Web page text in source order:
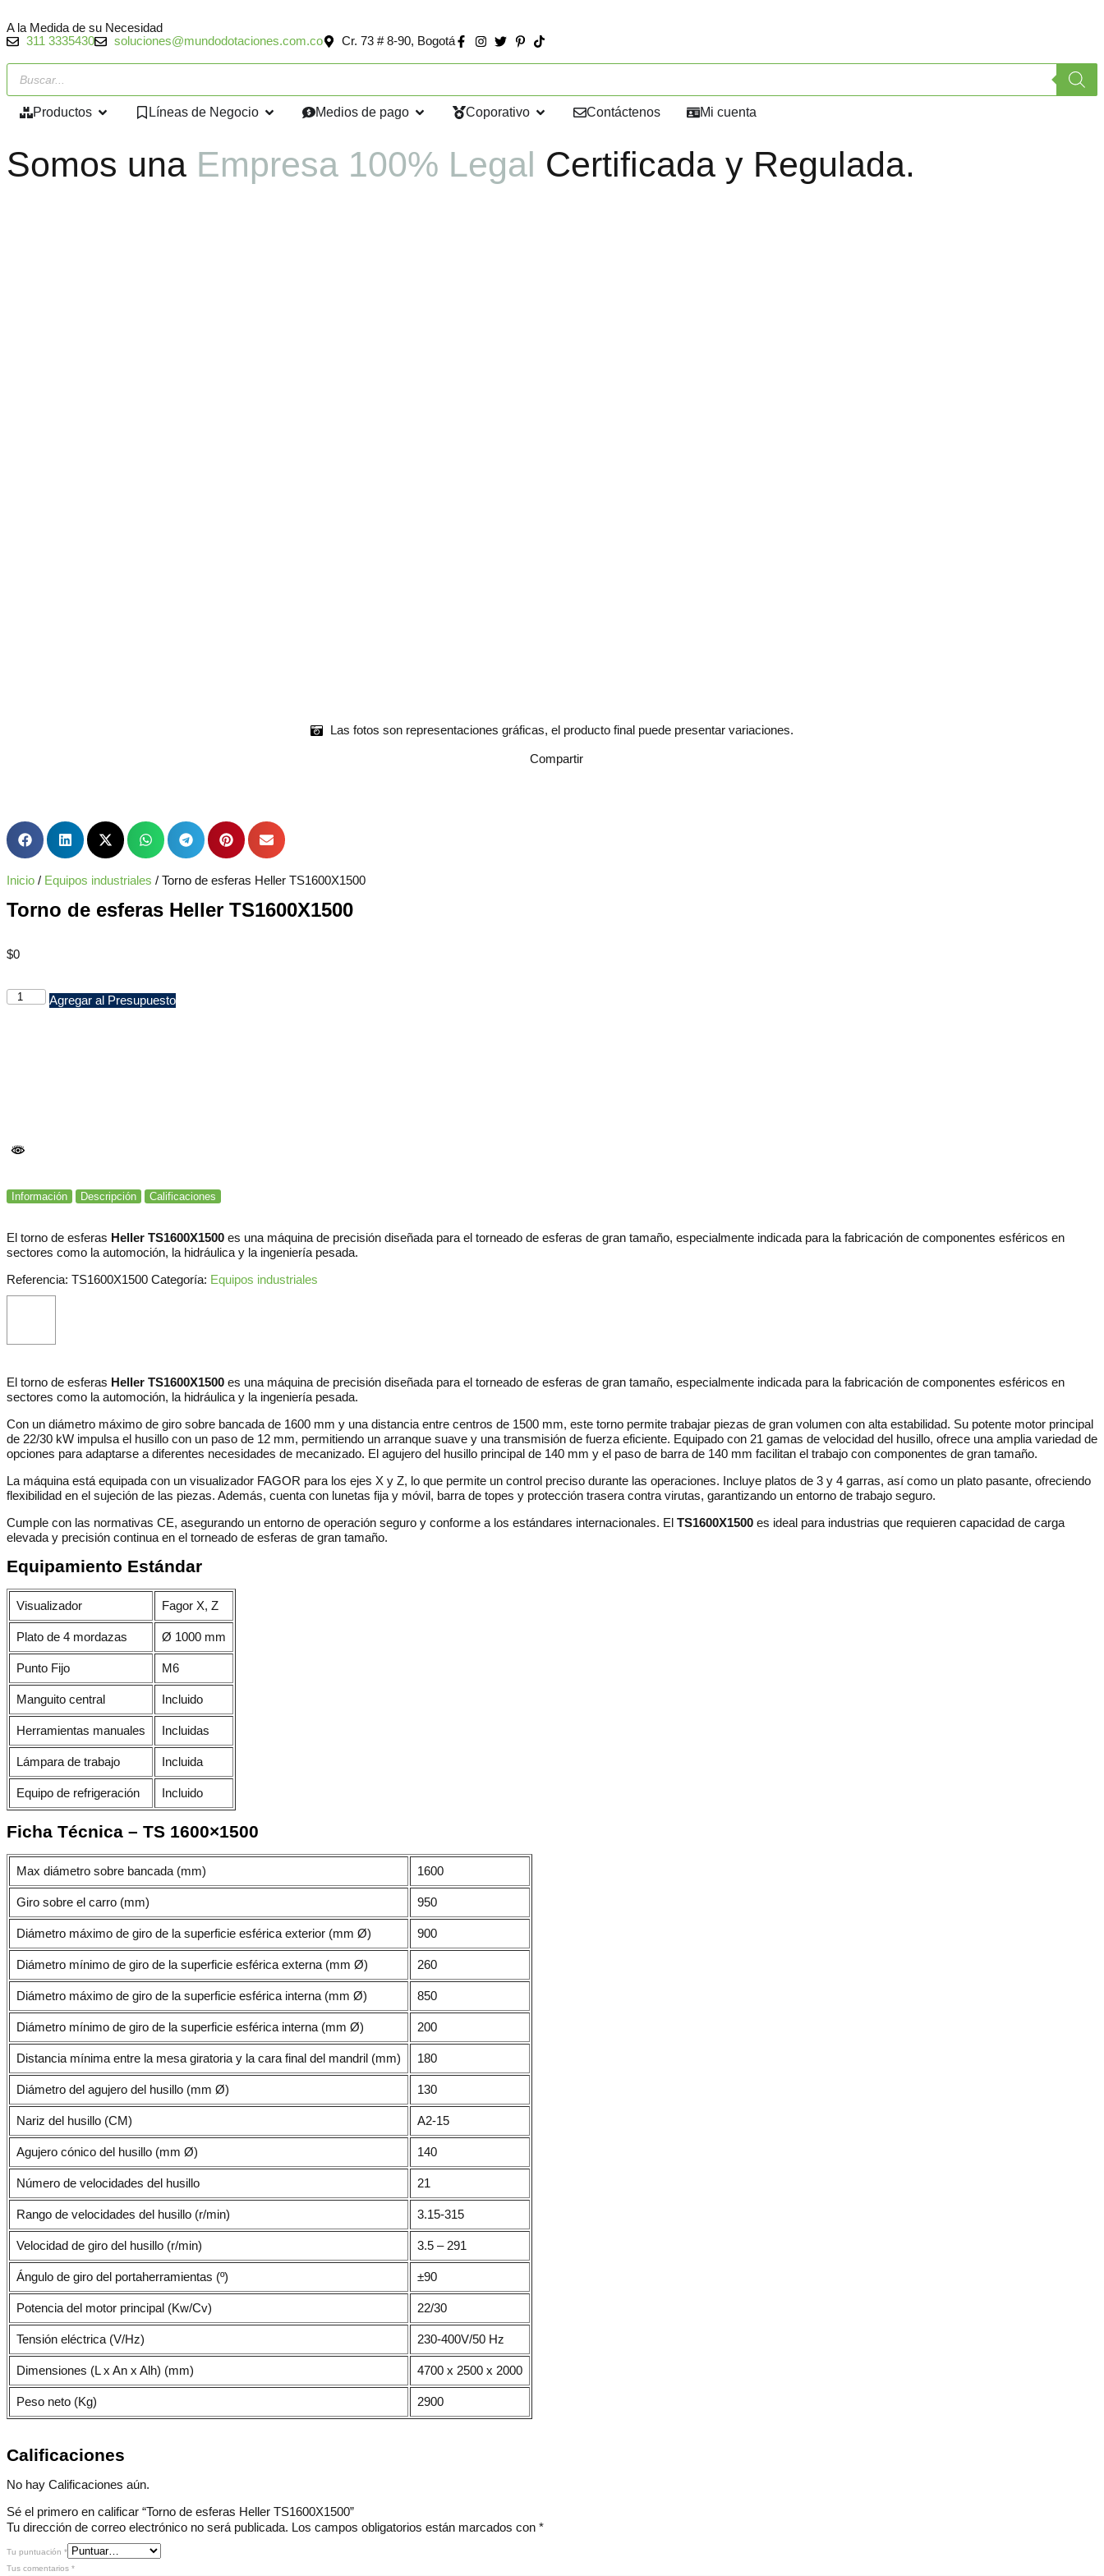
A la Medida de su Necesidad
311 3335430
soluciones@mundodotaciones.com.co Cr. 73 # 8-90, Bogotá
Productos Líneas de Negocio Medios de pago Coporativo Contáctenos Mi cuenta
Somos una Empresa 100% Legal Certificada y Regulada.
Las fotos son representaciones gráficas, el producto final puede presentar variaciones.
Compartir
Inicio / Equipos industriales / Torno de esferas Heller TS1600X1500
Torno de esferas Heller TS1600X1500
$0
Agregar al Presupuesto
Información Descripción Calificaciones
El torno de esferas Heller TS1600X1500 es una máquina de precisión diseñada para el torneado de esferas de gran tamaño, especialmente indicada para la fabricación de componentes esféricos en
sectores como la automoción, la hidráulica y la ingeniería pesada.
Referencia: TS1600X1500 Categoría: Equipos industriales
El torno de esferas Heller TS1600X1500 es una máquina de precisión diseñada para el torneado de esferas de gran tamaño, especialmente indicada para la fabricación de componentes esféricos en
sectores como la automoción, la hidráulica y la ingeniería pesada.
Con un diámetro máximo de giro sobre bancada de 1600 mm y una distancia entre centros de 1500 mm, este torno permite trabajar piezas de gran volumen con alta estabilidad. Su potente motor principal
de 22/30 kW impulsa el husillo con un paso de 12 mm, permitiendo un arranque suave y una transmisión de fuerza eficiente. Equipado con 21 gamas de velocidad del husillo, ofrece una amplia variedad de
opciones para adaptarse a diferentes necesidades de mecanizado. El agujero del husillo principal de 140 mm y el paso de barra de 140 mm facilitan el trabajo con componentes de gran tamaño.
La máquina está equipada con un visualizador FAGOR para los ejes X y Z, lo que permite un control preciso durante las operaciones. Incluye platos de 3 y 4 garras, así como un plato pasante, ofreciendo
flexibilidad en el sujeción de las piezas. Además, cuenta con lunetas fija y móvil, barra de topes y protección trasera contra virutas, garantizando un entorno de trabajo seguro.
Cumple con las normativas CE, asegurando un entorno de operación seguro y conforme a los estándares internacionales. El TS1600X1500 es ideal para industrias que requieren capacidad de carga
elevada y precisión continua en el torneado de esferas de gran tamaño.
Equipamiento Estándar
Visualizador Fagor X, Z
Plato de 4 mordazas Ø 1000 mm
Punto Fijo M6
Manguito central Incluido
Herramientas manuales Incluidas
Lámpara de trabajo Incluida
Equipo de refrigeración Incluido
Ficha Técnica – TS 1600×1500
Max diámetro sobre bancada (mm) 1600
Giro sobre el carro (mm) 950
Diámetro máximo de giro de la superficie esférica exterior (mm Ø) 900
Diámetro mínimo de giro de la superficie esférica externa (mm Ø) 260
Diámetro máximo de giro de la superficie esférica interna (mm Ø) 850
Diámetro mínimo de giro de la superficie esférica interna (mm Ø) 200
Distancia mínima entre la mesa giratoria y la cara final del mandril (mm) 180
Diámetro del agujero del husillo (mm Ø) 130
Nariz del husillo (CM) A2-15
Agujero cónico del husillo (mm Ø) 140
Número de velocidades del husillo 21
Rango de velocidades del husillo (r/min) 3.15-315
Velocidad de giro del husillo (r/min) 3.5 – 291
Ángulo de giro del portaherramientas (º) ±90
Potencia del motor principal (Kw/Cv) 22/30
Tensión eléctrica (V/Hz) 230-400V/50 Hz
Dimensiones (L x An x Alh) (mm) 4700 x 2500 x 2000
Peso neto (Kg) 2900
Calificaciones
No hay Calificaciones aún.
Sé el primero en calificar “Torno de esferas Heller TS1600X1500”
Tu dirección de correo electrónico no será publicada. Los campos obligatorios están marcados con *
Tu puntuación *
Tus comentarios *